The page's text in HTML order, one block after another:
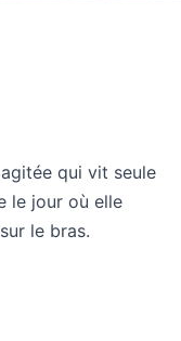
qui vit seule
le jour où elle
le bras.